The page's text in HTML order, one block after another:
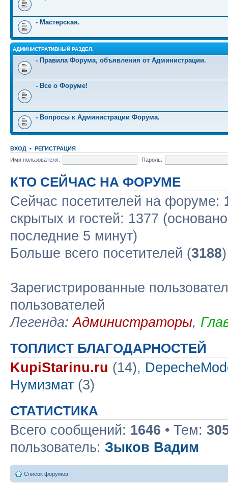
- Мастерская.
АДМИНИСТРАТИВНЫЙ РАЗДЕЛ.
- Правила Форума, объявления от Администрации.
- Все о Форуме!
- Вопросы к Администрации Форума.
ВХОД • РЕГИСТРАЦИЯ
Имя пользователя:
Пароль:
КТО СЕЙЧАС НА ФОРУМЕ
Сейчас посетителей на форуме:
скрытых и гостей: 1377
последние 5 минут)
Больше всего посетителей (3188
Зарегистрированные
пользователей
Легенда:Администраторы,
ТОПЛИСТ БЛАГОДАРНОСТЕЙ
KupiStarinu.ru (14),
Нумизмат (3)
СТАТИСТИКА
Всего сообщений: 1646 • Тем:
пользователь: Зыков Вадим
Список форумов